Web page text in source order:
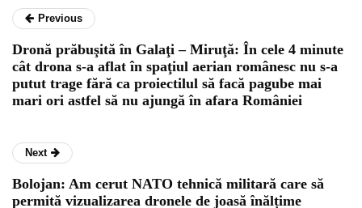
Previous
Dronă prăbuşită în Galaţi – Miruţă: În cele 4 minute
cât drona s-a aflat în spaţiul aerian românesc nu s-a
putut trage fără ca proiectilul să facă pagube mai
mari ori astfel să nu ajungă în afara României
Next
Bolojan: Am cerut NATO tehnică militară care să
permită vizualizarea dronele de joasă înălțime